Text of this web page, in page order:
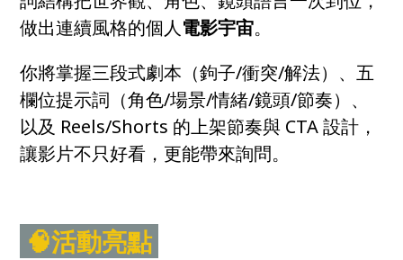
做出連續風格的個人電影宇宙。
你將掌握三段式劇本（鉤子/衝突/解法）、五
欄位提示詞（角色/場景/情緒/鏡頭/節奏）、
以及 Reels/Shorts 的上架節奏與 CTA 設計，
讓影片不只好看，更能帶來詢問。
🧠活動亮點